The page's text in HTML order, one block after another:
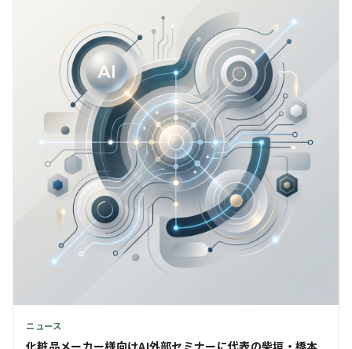
ニュース
化粧品メーカー様向けAI外部セミナーに代表の柴垣・橋本